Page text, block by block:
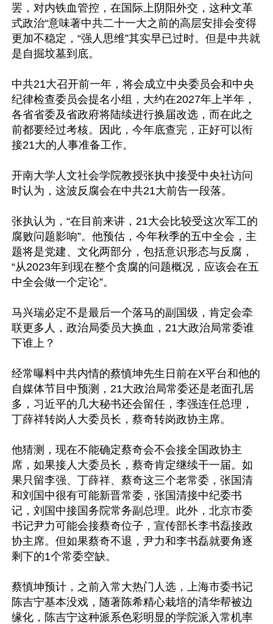
罢，对内铁血管控，在国际上阴阳外交，这种文革
式政治“意味著中共二十一大之前的高层安排会变得
更加不稳定，“强人思维”其实早已过时。但是中共就
是自掘坟墓到底。
中共21大召开前一年，将会成立中央委员会和中央
纪律检查委员会提名小组，大约在2027年上半年，
各省省委及省政府将陆续进行换届改选，而在此之
前都要经过考核。因此，今年底查完，正好可以衔
接21大的人事准备工作。
开南大学人文社会学院教授张执中接受中央社访问
时认为，这波反腐会在中共21大前告一段落。
张执认为，“在目前来讲，21大会比较受这次军工的
腐败问题影响”。他预估，今年秋季的五中全会，主
题将是党建、文化两部分，包括意识形态与反腐，
“从2023年到现在整个贪腐的问题概况，应该会在五
中全会做一个定论”。
马兴瑞必定不是最后一个落马的副国级，肯定会牵
联更多人，政治局委员大换血，21大政治局常委谁
下谁上？
经常曝料中共内情的蔡慎坤先生日前在X平台和他的
自媒体节目中预测，21大政治局常委还是老面孔居
多，习近平的几大秘书还会留任，李强连任总理，
丁薛祥转岗人大委员长，蔡奇转岗政协主席。
他猜测，现在不能确定蔡奇会不会接全国政协主
席，如果接人大委员长，蔡奇肯定继续干一届。如
果只留李强、丁薛祥、蔡奇这三个老常委，张国清
和刘国中很有可能新晋常委，张国清接中纪委书
记，刘国中接国务院常务副总理。此外，北京市委
书记尹力可能会接蔡奇位子，宣传部长李书磊接政
协主席。但如果蔡奇不退，尹力和李书磊就要角逐
剩下的1个常委空缺。
蔡慎坤预计，之前入常大热门人选，上海市委书记
陈吉宁基本没戏，随著陈希精心栽培的清华帮被边
缘化，陈吉宁这种派系色彩明显的学院派入常机率